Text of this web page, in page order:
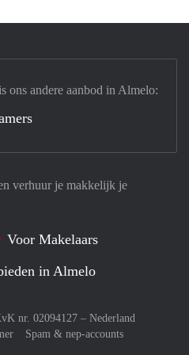
verhuur je makkelijk je
Voor Makelaars
in Almelo
nr. 02094127 – Nederland
Spam & nep-accounts
ons andere aanbod in Almelo: